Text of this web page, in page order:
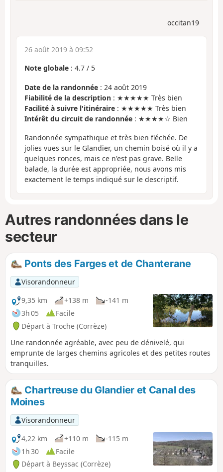
occitan19
26 août 2019 à 09:52
Note globale : 4.7 / 5
Date de la randonnée : 24 août 2019
Fiabilité de la description : ★★★★★ Très bien
Facilité à suivre l'itinéraire : ★★★★★ Très bien
Intérêt du circuit de randonnée : ★★★★☆ Bien
Randonnée sympathique et très bien fléchée. De
jolies vues sur le Glandier, un chemin boisé où il y a
quelques ronces, mais ce n'est pas grave. Belle
balade, la durée est appropriée, nous avons mis
exactement le temps indiqué sur le descriptif.
Autres randonnées dans le
secteur
Ponts des Farges et de Chanterane
Visorandonneur
9,35 km
+138 m
-141 m
3h 05
Facile
Départ à Troche (Corrèze)
Une randonnée agréable, avec peu de dénivelé, qui
emprunte de larges chemins agricoles et des petites routes
tranquilles.
Chartreuse du Glandier et Canal des
Moines
Visorandonneur
4,22 km
+110 m
-115 m
1h 30
Facile
Départ à Beyssac (Corrèze)